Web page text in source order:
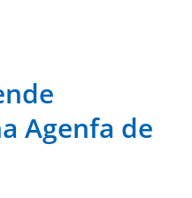
Agenfa de